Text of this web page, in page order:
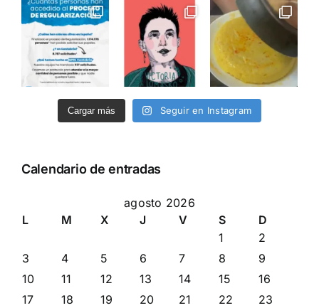
Cargar más Seguir en Instagram
Calendario de entradas
agosto 2026
L
M X J V S
D
1
2
3
4 5 6 7 8
9
10
11 12 13 14 15
16
17
18 19 20 21 22
23